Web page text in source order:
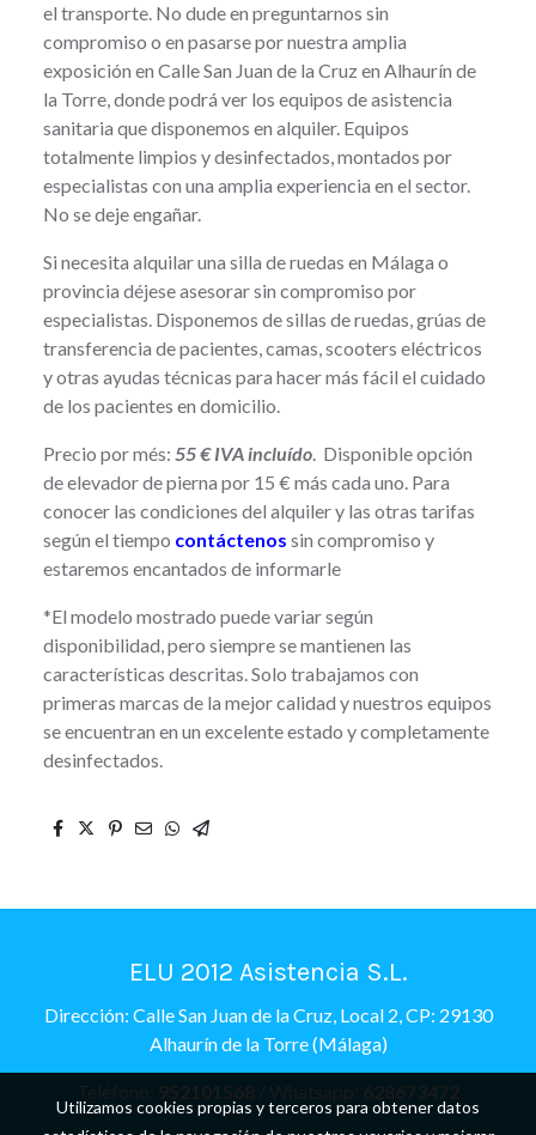
el transporte. No dude en preguntarnos sin
compromiso o en pasarse por nuestra amplia
exposición en Calle San Juan de la Cruz en Alhaurín de
la Torre, donde podrá ver los equipos de asistencia
sanitaria que disponemos en alquiler. Equipos
totalmente limpios y desinfectados, montados por
especialistas con una amplia experiencia en el sector.
No se deje engañar.
Si necesita alquilar una silla de ruedas en Málaga o
provincia déjese asesorar sin compromiso por
especialistas. Disponemos de sillas de ruedas, grúas de
transferencia de pacientes, camas, scooters eléctricos
y otras ayudas técnicas para hacer más fácil el cuidado
de los pacientes en domicilio.
Precio por més: 55 € IVA incluído. Disponible opción
de elevador de pierna por 15 € más cada uno. Para
conocer las condiciones del alquiler y las otras tarifas
según el tiempo contáctenos sin compromiso y
estaremos encantados de informarle
*El modelo mostrado puede variar según
disponibilidad, pero siempre se mantienen las
características descritas. Solo trabajamos con
primeras marcas de la mejor calidad y nuestros equipos
se encuentran en un excelente estado y completamente
desinfectados.
ELU 2012 Asistencia S.L.
Dirección: Calle San Juan de la Cruz, Local 2, CP: 29130
Alhaurín de la Torre (Málaga)
Teléfono: 952101568 / Whatsapp: 628673472
Utilizamos cookies propias y terceros para obtener datos